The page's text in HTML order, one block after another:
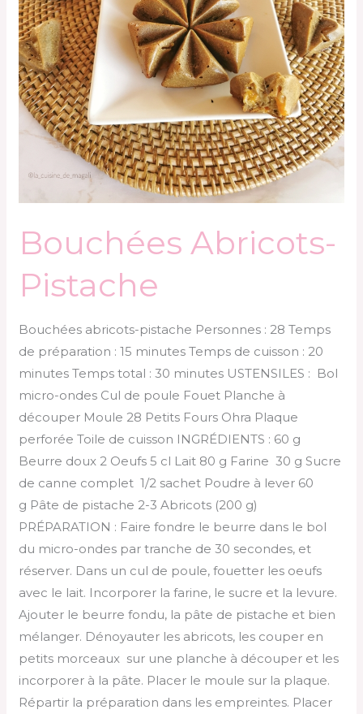
Bouchées Abricots-
Pistache
Bouchées abricots-pistache Personnes : 28 Temps
de préparation : 15 minutes Temps de cuisson : 20
minutes Temps total : 30 minutes USTENSILES : Bol
micro-ondes Cul de poule Fouet Planche à
découper Moule 28 Petits Fours Ohra Plaque
perforée Toile de cuisson INGRÉDIENTS : 60 g
Beurre doux 2 Oeufs 5 cl Lait 80 g Farine 30 g Sucre
de canne complet 1/2 sachet Poudre à lever 60
g Pâte de pistache 2-3 Abricots (200 g)
PRÉPARATION : Faire fondre le beurre dans le bol
du micro-ondes par tranche de 30 secondes, et
réserver. Dans un cul de poule, fouetter les oeufs
avec le lait. Incorporer la farine, le sucre et la levure.
Ajouter le beurre fondu, la pâte de pistache et bien
mélanger. Dénoyauter les abricots, les couper en
petits morceaux sur une planche à découper et les
incorporer à la pâte. Placer le moule sur la plaque.
Répartir la préparation dans les empreintes. Placer